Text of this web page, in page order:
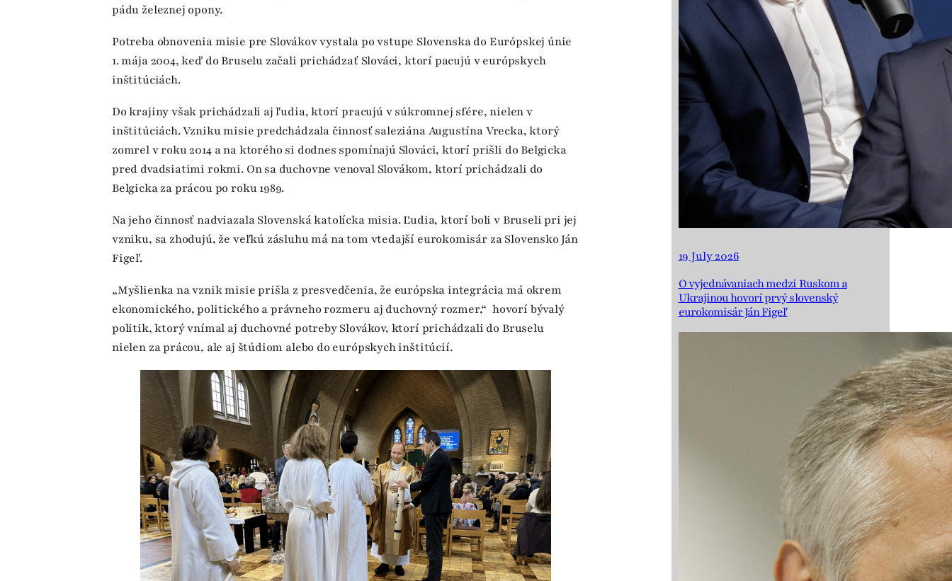
pádu železnej opony.
Potreba obnovenia misie pre Slovákov vystala po vstupe Slovenska do Európskej únie
1. mája 2004, keď do Bruselu začali prichádzať Slováci, ktorí pacujú v európskych
inštitúciách.
Do krajiny však prichádzali aj ľudia, ktorí pracujú v súkromnej sfére, nielen v
inštitúciách. Vzniku misie predchádzala činnosť saleziána Augustína Vrecka, ktorý
zomrel v roku 2014 a na ktorého si dodnes spomínajú Slováci, ktorí prišli do Belgicka
pred dvadsiatimi rokmi. On sa duchovne venoval Slovákom, ktorí prichádzali do
Belgicka za prácou po roku 1989.
Na jeho činnosť nadviazala Slovenská katolícka misia. Ľudia, ktorí boli v Bruseli pri jej
vzniku, sa zhodujú, že veľkú zásluhu má na tom vtedajší eurokomisár za Slovensko Ján
Figeľ.
„Myšlienka na vznik misie prišla z presvedčenia, že európska integrácia má okrem
ekonomického, politického a právneho rozmeru aj duchovný rozmer,“ hovorí bývalý
politik, ktorý vnímal aj duchovné potreby Slovákov, ktorí prichádzali do Bruselu
nielen za prácou, ale aj štúdiom alebo do európskych inštitúcií.
19 July 2026
O vyjednávaniach medzi Ruskom a
Ukrajinou hovorí prvý slovenský
eurokomisár Ján Figeľ